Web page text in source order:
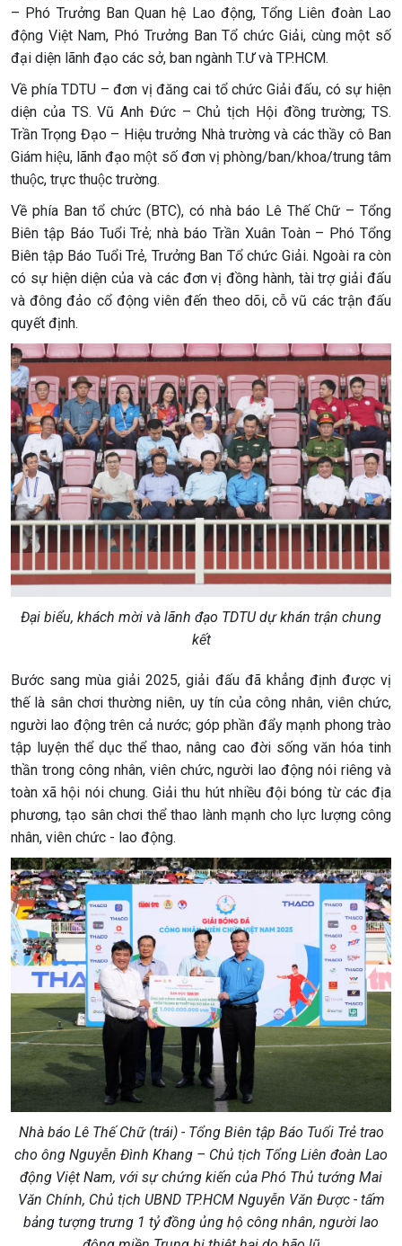
– Phó Trưởng Ban Quan hệ Lao động, Tổng Liên đoàn Lao
động Việt Nam, Phó Trưởng Ban Tổ chức Giải, cùng một số
đại diện lãnh đạo các sở, ban ngành T.Ư và TP.HCM.
Về phía TDTU – đơn vị đăng cai tổ chức Giải đấu, có sự hiện
diện của TS. Vũ Anh Đức – Chủ tịch Hội đồng trường; TS.
Trần Trọng Đạo – Hiệu trưởng Nhà trường và các thầy cô Ban
Giám hiệu, lãnh đạo một số đơn vị phòng/ban/khoa/trung tâm
thuộc, trực thuộc trường.
Về phía Ban tổ chức (BTC), có nhà báo Lê Thế Chữ – Tổng
Biên tập Báo Tuổi Trẻ; nhà báo Trần Xuân Toàn – Phó Tổng
Biên tập Báo Tuổi Trẻ, Trưởng Ban Tổ chức Giải. Ngoài ra còn
có sự hiện diện của và các đơn vị đồng hành, tài trợ giải đấu
và đông đảo cổ động viên đến theo dõi, cỗ vũ các trận đấu
quyết định.
Đại biểu, khách mời và lãnh đạo TDTU dự khán trận chung
kết
Bước sang mùa giải 2025, giải đấu đã khẳng định được vị
thế là sân chơi thường niên, uy tín của công nhân, viên chức,
người lao động trên cả nước; góp phần đẩy mạnh phong trào
tập luyện thể dục thể thao, nâng cao đời sống văn hóa tinh
thần trong công nhân, viên chức, người lao động nói riêng và
toàn xã hội nói chung. Giải thu hút nhiều đội bóng từ các địa
phương, tạo sân chơi thể thao lành mạnh cho lực lượng công
nhân, viên chức - lao động.
Nhà báo Lê Thế Chữ (trái) - Tổng Biên tập Báo Tuổi Trẻ trao
cho ông Nguyễn Đình Khang – Chủ tịch Tổng Liên đoàn Lao
động Việt Nam, với sự chứng kiến của Phó Thủ tướng Mai
Văn Chính, Chủ tịch UBND TP.HCM Nguyễn Văn Được - tấm
bảng tượng trưng 1 tỷ đồng ủng hộ công nhân, người lao